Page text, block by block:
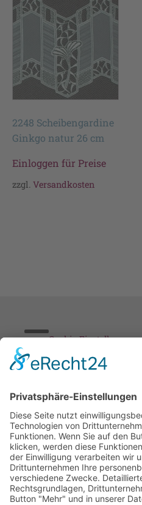
2248 Scheibengardine
Ginkgo natur 26 cm
Einloggen für Preise
zzgl. Versandkosten
Cookie-Einstellungen